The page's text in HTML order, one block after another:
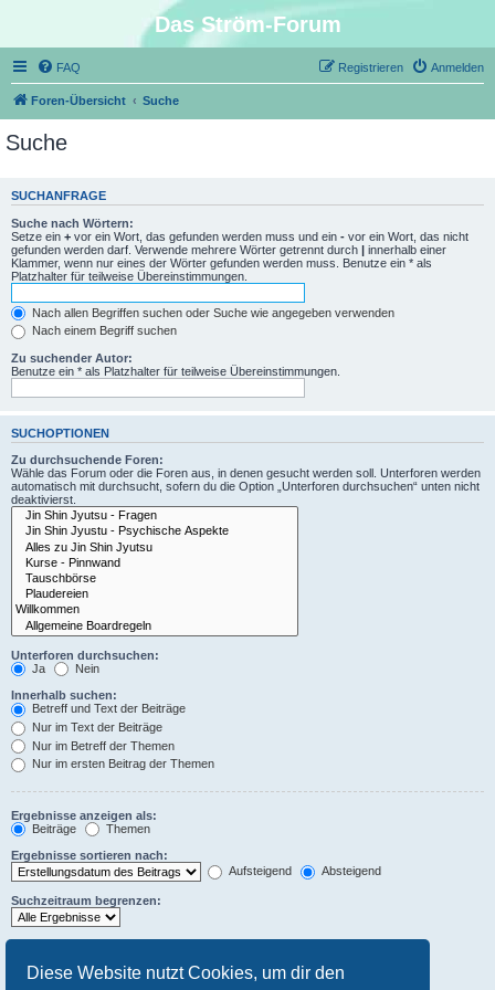
Diese Website nutzt Cookies, um dir den
Das Ström-Forum
FAQ Anmelden
Registrieren
Foren-Übersicht Suche
Suche
SUCHANFRAGE
Suche nach Wörtern:
Setze ein + vor ein Wort, das gefunden werden muss und ein - vor ein Wort, das nicht
gefunden werden darf. Verwende mehrere Wörter getrennt durch | innerhalb einer
Klammer, wenn nur eines der Wörter gefunden werden muss. Benutze ein * als
Platzhalter für teilweise Übereinstimmungen.
Nach allen Begriffen suchen oder Suche wie angegeben verwenden
Nach einem Begriff suchen
Zu suchender Autor:
Benutze ein * als Platzhalter für teilweise Übereinstimmungen.
SUCHOPTIONEN
Zu durchsuchende Foren:
Wähle das Forum oder die Foren aus, in denen gesucht werden soll. Unterforen werden
automatisch mit durchsucht, sofern du die Option „Unterforen durchsuchen“ unten nicht
deaktivierst.
Unterforen durchsuchen:
Ja
Nein
Innerhalb suchen:
Betreff und Text der Beiträge
Nur im Text der Beiträge
Nur im Betreff der Themen
Nur im ersten Beitrag der Themen
Ergebnisse anzeigen als:
Beiträge
Themen
Ergebnisse sortieren nach:
Aufsteigend
Absteigend
Suchzeitraum begrenzen:
Zeichen der Beiträge anzeigen